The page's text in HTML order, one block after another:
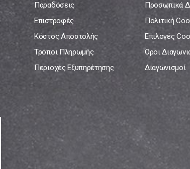
Παραδόσεις
Επιστροφές
Κόστος Αποστολής
Τρόποι Πληρωμής
Περιοχές Εξυπηρέτησης
Προσωπικά
Πολιτική
Επιλογές
Όροι
Διαγωνισμοί